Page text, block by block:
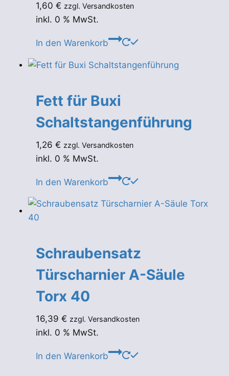
1,60 € zzgl. Versandkosten
inkl. 0 % MwSt.
In den Warenkorb
Fett für Buxi
Schaltstangenführung
1,26 € zzgl. Versandkosten
inkl. 0 % MwSt.
In den Warenkorb
Schraubensatz
Türscharnier A-Säule
Torx 40
16,39 € zzgl. Versandkosten
inkl. 0 % MwSt.
In den Warenkorb